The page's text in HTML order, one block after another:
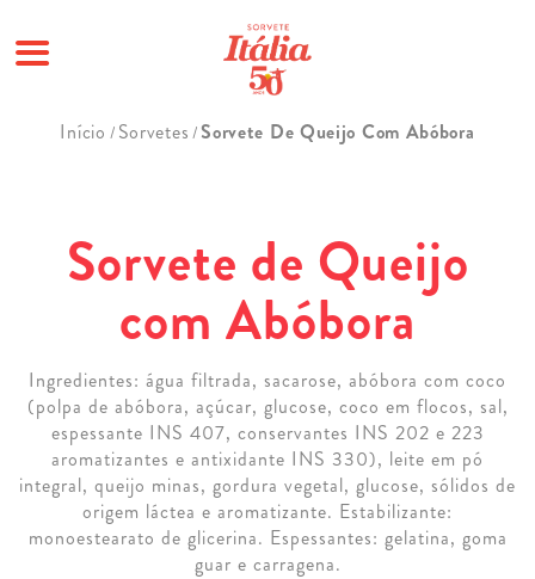
Pular
Início / Sorvetes / Sorvete De Queijo Com Abóbora
Sorvete de Queijo
com Abóbora
Ingredientes: água filtrada, sacarose, abóbora com coco
(polpa de abóbora, açúcar, glucose, coco em flocos, sal,
espessante INS 407, conservantes INS 202 e 223
aromatizantes e antixidante INS 330), leite em pó
integral, queijo minas, gordura vegetal, glucose, sólidos de
origem láctea e aromatizante. Estabilizante:
monoestearato de glicerina. Espessantes: gelatina, goma
guar e carragena.